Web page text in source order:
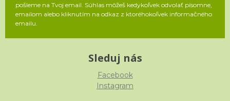
pošleme na Tvoj email. Súhlas môžeš kedykoľvek odvolať písomne,
emailom alebo kliknutím na odkaz z ktoréhokoľvek informačného
emailu.
Sleduj nás
Facebook
Instagram